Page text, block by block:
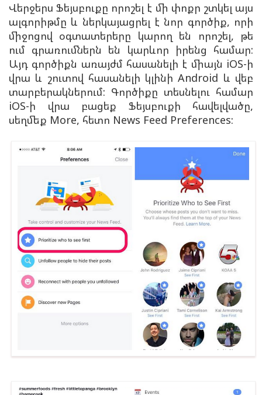
Վերջերս Ֆեյսբուքը որոշել է մի փոքր շտկել այս
ալգորիթմը և ներկայացրել է նոր գործիք, որի
միջոցով օգտատերերը կարող են որոշել, թե
ում գրառումներն են կարևոր իրենց համար:
Այդ գործիքն առայժմ հասանելի է միայն iOS-ի
վրա և շուտով հասանելի կլինի Android և վեբ
տարբերակներում: Գործիքը տեսնելու համար
iOS-ի վրա բացեք Ֆեյսբուքի հավելվածը,
սեղմեք More, հետո News Feed Preferences: